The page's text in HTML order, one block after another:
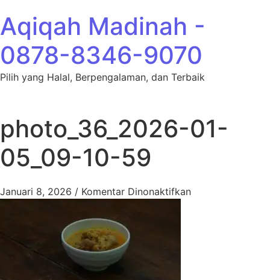
Aqiqah Madinah -
0878-8346-9070
Pilih yang Halal, Berpengalaman, dan Terbaik
photo_36_2026-01-
05_09-10-59
Januari 8, 2026 / Komentar Dinonaktifkanpada